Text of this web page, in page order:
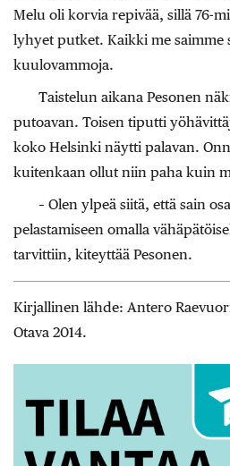
Melu oli korvia repivää, sillä 76-
lyhyet putket. Kaikki me saimme
kuulovammoja.
Taistelun aikana Pesonen
putoavan. Toisen tiputti
koko Helsinki näytti palavan.
kuitenkaan ollut niin paha kuin
– Olen ylpeä siitä, että sain
pelastamiseen omalla
tarvittiin, kiteyttää Pesonen.
Kirjallinen lähde: Antero
Otava 2014.